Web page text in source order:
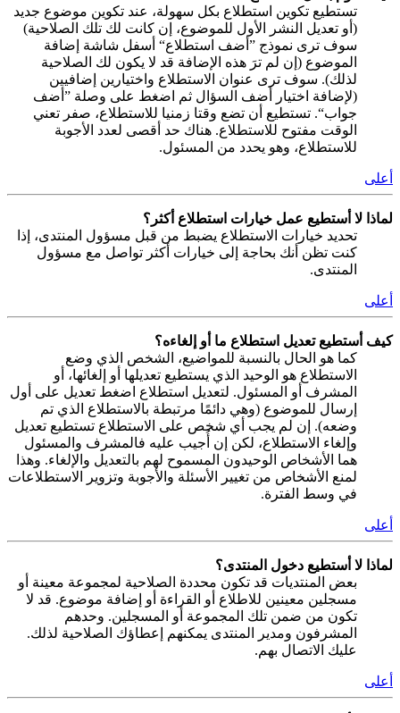
تستطيع تكوين استطلاع بكل سهولة، عند تكوين موضوع جديد
(أو تعديل النشر الأول للموضوع، إن كانت لك تلك الصلاحية)
سوف ترى نموذج ”أضف استطلاع“ أسفل شاشة إضافة
الموضوع (إن لم ترَ هذه الإضافة قد لا يكون لك الصلاحية
لذلك). سوف ترى عنوان الاستطلاع واختيارين إضافيين
(لإضافة اختيار أضف السؤال ثم اضغط على وصلة ”أضف
جواب“. تستطيع أن تضع وقتا زمنيا للاستطلاع، صفر تعني
الوقت مفتوح للاستطلاع. هناك حد أقصى لعدد الأجوبة
للاستطلاع، وهو يحدد من المسئول.
أعلى
لماذا لا أستطيع عمل خيارات استطلاع أكثر؟
تحديد خيارات الاستطلاع يضبط من قبل مسؤول المنتدى، إذا
كنت تظن أنك بحاجة إلى خيارات أكثر تواصل مع مسؤول
المنتدى.
أعلى
كيف أستطيع تعديل استطلاع ما أو إلغاءه؟
كما هو الحال بالنسبة للمواضيع، الشخص الذي وضع
الاستطلاع هو الوحيد الذي يستطيع تعديلها أو إلغائها، أو
المشرف أو المسئول. لتعديل استطلاع اضغط تعديل على أول
إرسال للموضوع (وهي دائمًا مرتبطة بالاستطلاع الذي تم
وضعه). إن لم يجب أي شخص على الاستطلاع تستطيع تعديل
وإلغاء الاستطلاع، لكن إن أُجيب عليه فالمشرف والمسئول
هما الأشخاص الوحيدون المسموح لهم بالتعديل والإلغاء. وهذا
لمنع الأشخاص من تغيير الأسئلة والأجوبة وتزوير الاستطلاعات
في وسط الفترة.
أعلى
لماذا لا أستطيع دخول المنتدى؟
بعض المنتديات قد تكون محددة الصلاحية لمجموعة معينة أو
مسجلين معينين للاطلاع أو القراءة أو إضافة موضوع. قد لا
تكون من ضمن تلك المجموعة أو المسجلين. وحدهم
المشرفون ومدير المنتدى يمكنهم إعطاؤك الصلاحية لذلك.
عليك الاتصال بهم.
أعلى